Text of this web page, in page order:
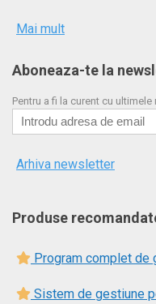
Mai mult
Aboneaza-te la
Pentru a fi la curent cu
Arhiva newsletter
Produse
Program complet de
Sistem de gestiune